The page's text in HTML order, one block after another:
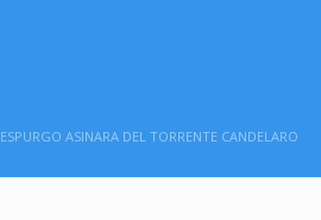
ESPURGO ASINARA DEL TORRENTE CANDELARO